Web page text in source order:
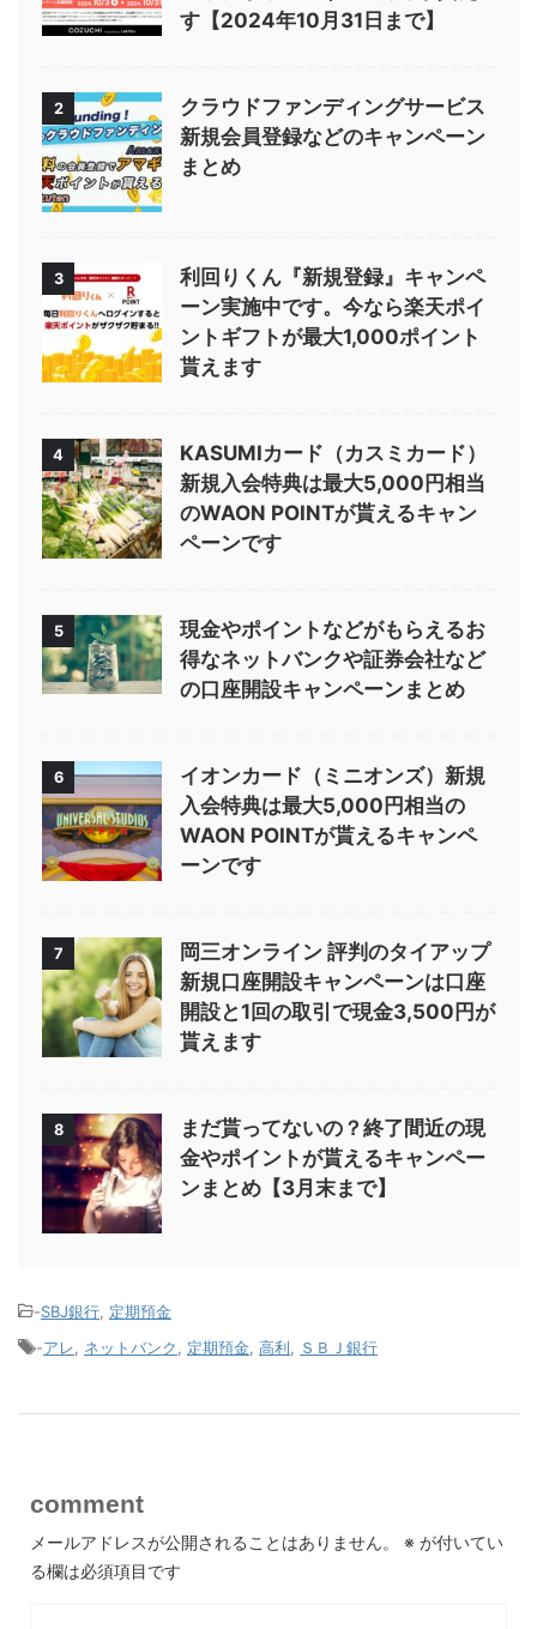
す【2024年10月31日まで】
2
クラウドファンディングサービス
新規会員登録などのキャンペーン
まとめ
3
利回りくん『新規登録』キャンペ
ーン実施中です。今なら楽天ポイ
ントギフトが最大1,000ポイント
貰えます
4
KASUMIカード（カスミカード）
新規入会特典は最大5,000円相当
のWAON POINTが貰えるキャン
ペーンです
5
現金やポイントなどがもらえるお
得なネットバンクや証券会社など
の口座開設キャンペーンまとめ
6
イオンカード（ミニオンズ）新規
入会特典は最大5,000円相当の
WAON POINTが貰えるキャンペ
ーンです
7
岡三オンライン 評判のタイアップ
新規口座開設キャンペーンは口座
開設と1回の取引で現金3,500円が
貰えます
8
まだ貰ってないの？終了間近の現
金やポイントが貰えるキャンペー
ンまとめ【3月末まで】
-SBJ銀行 定期預金
-アレ ネットバンク 定期預金 高利 ＳＢＪ銀行
comment
メールアドレスが公開されることはありません。 ※ が付いてい
る欄は必須項目です